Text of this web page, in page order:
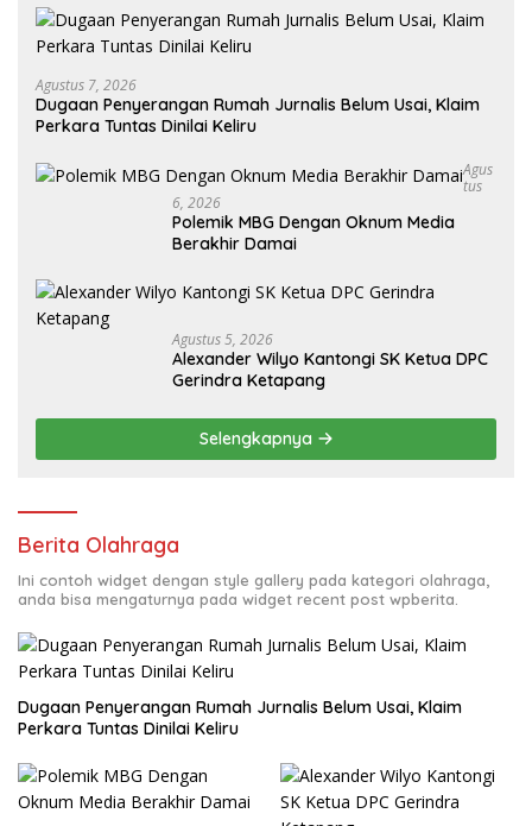
Agustus 7, 2026
Dugaan Penyerangan Rumah Jurnalis Belum Usai, Klaim
Perkara Tuntas Dinilai Keliru
Agus
Tus
6, 2026
Polemik MBG Dengan Oknum Media
Berakhir Damai
Agustus 5, 2026
Alexander Wilyo Kantongi SK Ketua DPC
Gerindra Ketapang
Selengkapnya
Berita Olahraga
Ini contoh widget dengan style gallery pada kategori olahraga,
anda bisa mengaturnya pada widget recent post wpberita.
Dugaan Penyerangan Rumah Jurnalis Belum Usai, Klaim
Perkara Tuntas Dinilai Keliru